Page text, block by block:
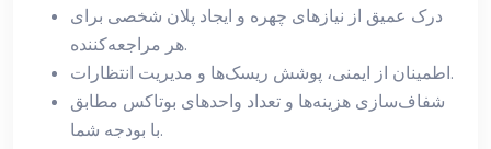
درک عمیق از نیازهای چهره و ایجاد پلان شخصی برای
هر مراجعه‌کننده.
اطمینان از ایمنی، پوشش ریسک‌ها و مدیریت انتظارات.
شفاف‌سازی هزینه‌ها و تعداد واحدهای بوتاکس مطابق
با بودجه شما.